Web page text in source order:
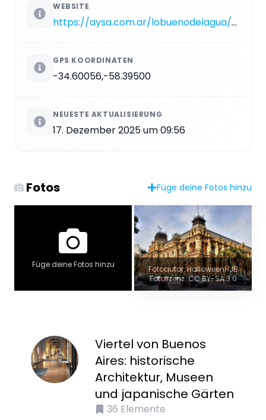
WEBSITE
https://aysa.com.ar/lobuenodelagua/palacio
GPS KOORDINATEN
-34.60056,-58.39500
NEUESTE AKTUALISIERUNG
17. Dezember 2025 um 09:56
Fotos Füge deine Fotos hinzu
Füge deine Fotos hinzu
Fotoautor: HalloweenHJB
Fotolizenz: CC BY-SA 3.0
Viertel von Buenos
Aires: historische
Architektur, Museen
und japanische Gärten
36 Elemente